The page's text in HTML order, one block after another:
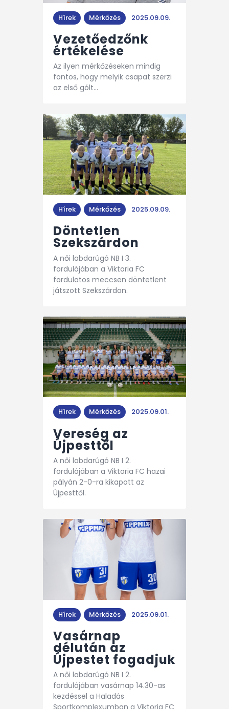
Hírek Mérkőzés 2025.09.09.
Vezetőedzőnk
értékelése
Az ilyen mérkőzéseken mindig
fontos, hogy melyik csapat szerzi
az első gólt…
Hírek Mérkőzés 2025.09.09.
Döntetlen
Szekszárdon
A női labdarúgó NB I 3.
fordulójában a Viktoria FC
fordulatos meccsen döntetlent
játszott Szekszárdon.
Hírek Mérkőzés 2025.09.01.
Vereség az
Újpesttől
A női labdarúgó NB I 2.
fordulójában a Viktoria FC hazai
pályán 2-0-ra kikapott az
Újpesttől.
Hírek Mérkőzés 2025.09.01.
Vasárnap
délután az
Újpestet fogadjuk
A női labdarúgó NB I 2.
fordulójában vasárnap 14.30-as
kezdéssel a Haladás